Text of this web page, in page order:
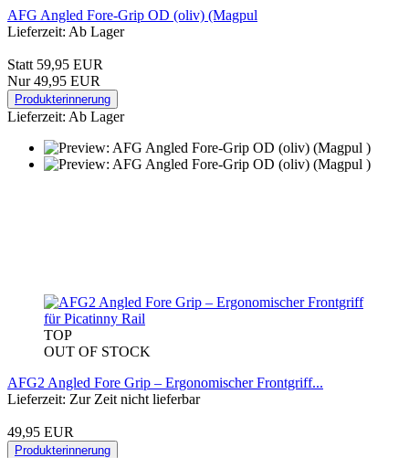
AFG Angled Fore-Grip OD (oliv) (Magpul
Lieferzeit: Ab Lager
Statt 59,95 EUR
Nur 49,95 EUR
Produkterinnerung
Lieferzeit: Ab Lager
TOP
OUT OF STOCK
AFG2 Angled Fore Grip – Ergonomischer Frontgriff...
Lieferzeit: Zur Zeit nicht lieferbar
49,95 EUR
Produkterinnerung